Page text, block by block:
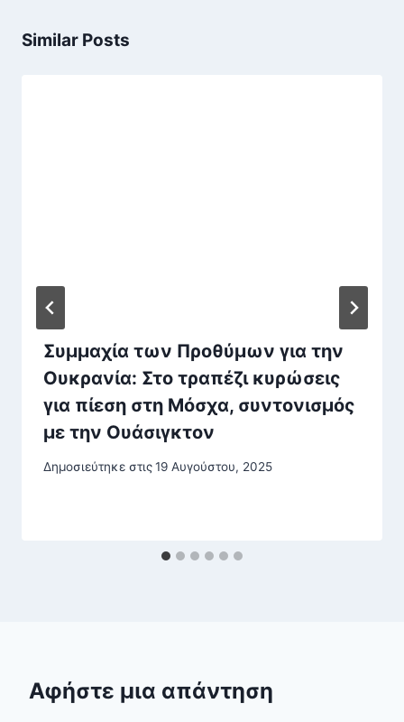
Similar Posts
Συμμαχία των Προθύμων για την
Ουκρανία: Στο τραπέζι κυρώσεις
για πίεση στη Μόσχα, συντονισμός
με την Ουάσιγκτον
Δημοσιεύτηκε στις19 Αυγούστου, 2025
Αφήστε μια απάντηση